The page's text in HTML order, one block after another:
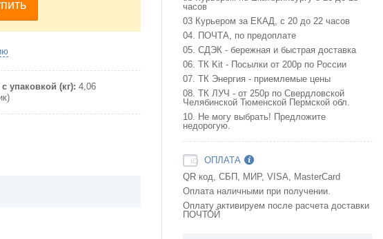
с упаковкой (кг): 4,06
часов
03 Курьером за ЕКАД, с 20 до 22 часов
04. ПОЧТА, по предоплате
05. СДЭК - бережная и быстрая доставка
06. ТК Kit - Посылки от 200р по России
07. ТК Энергия - приемлемые цены
08. ТК ЛУЧ - от 250р по Свердловской
Челябинской Тюменской Пермской обл.
10. Не могу выбрать! Предложите
недорогую.
ОПЛАТА
QR код, СБП, МИР, VISA, MasterCard
Оплата наличными при получении.
Оплату активируем после расчета доставки
ПОЧТОЙ